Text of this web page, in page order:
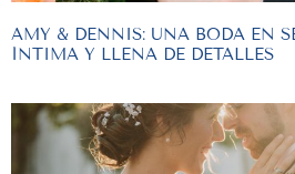
AMY & DENNIS: UNA BODA EN
ÍNTIMA Y LLENA DE DETALLES